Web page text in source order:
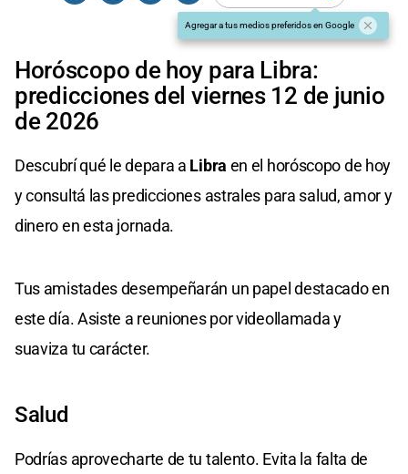
Agregar a tus medios preferidos en Google
Horóscopo de hoy para Libra:
predicciones del viernes 12 de junio
de 2026
Descubrí qué le depara a Libra en el horóscopo de hoy
y consultá las predicciones astrales para salud, amor y
dinero en esta jornada.
Tus amistades desempeñarán un papel destacado en
este día. Asiste a reuniones por videollamada y
suaviza tu carácter.
Salud
Podrías aprovecharte de tu talento. Evita la falta de